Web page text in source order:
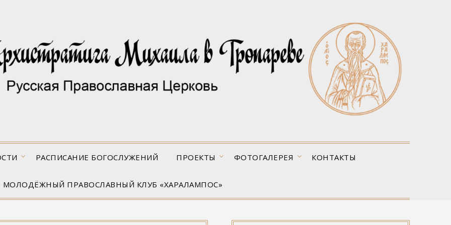
РАСПИСАНИЕ БОГОСЛУЖЕНИЙ ПРОЕКТЫ ФОТОГАЛЕРЕЯ КОНТАКТЫ
МОЛОДЁЖНЫЙ ПРАВОСЛАВНЫЙ КЛУБ «ХАРАЛАМПОС»